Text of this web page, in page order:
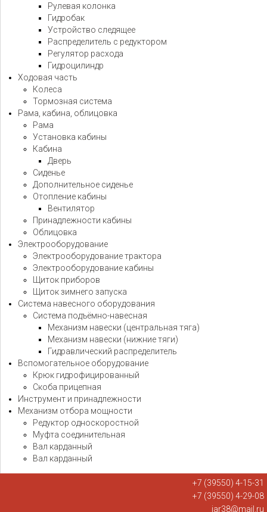
Рулевая колонка
Гидробак
Устройство следящее
Распределитель с редуктором
Регулятор расхода
Гидроцилиндр
Ходовая часть
Колеса
Тормозная система
Рама, кабина, облицовка
Рама
Установка кабины
Кабина
Дверь
Сиденье
Дополнительное сиденье
Отопление кабины
Вентилятор
Принадлежности кабины
Облицовка
Электрооборудование
Электрооборудование трактора
Электрооборудование кабины
Щиток приборов
Щиток зимнего запуска
Система навесного оборудования
Система подъёмно-навесная
Механизм навески (центральная тяга)
Механизм навески (нижние тяги)
Гидравлический распределитель
Вспомогательное оборудование
Крюк гидрофицированный
Скоба прицепная
Инструмент и принадлежности
Механизм отбора мощности
Редуктор односкоростной
Муфта соединительная
Вал карданный
Вал карданный
+7 (39550) 4-15-31
+7 (39550) 4-29-08
iar38@mail.ru